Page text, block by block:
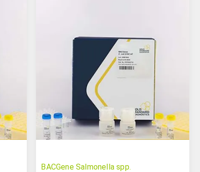
BACGene Salmonella spp.